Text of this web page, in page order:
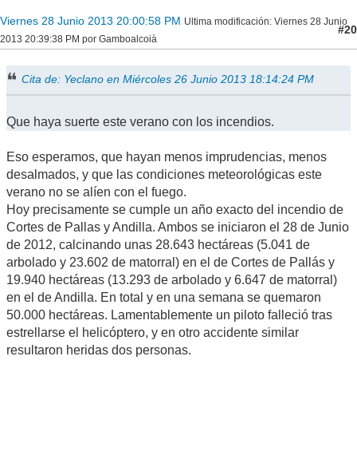
Viernes 28 Junio 2013 20:00:58 PM Ultima modificación: Viernes 28 Junio
2013 20:39:38 PM por Gamboalcoià
#20
Cita de: Yeclano en Miércoles 26 Junio 2013 18:14:24 PM
Que haya suerte este verano con los incendios.
Eso esperamos, que hayan menos imprudencias, menos
desalmados, y que las condiciones meteorológicas este
verano no se alíen con el fuego.
Hoy precisamente se cumple un año exacto del incendio de
Cortes de Pallas y Andilla. Ambos se iniciaron el 28 de Junio
de 2012, calcinando unas 28.643 hectáreas (5.041 de
arbolado y 23.602 de matorral) en el de Cortes de Pallás y
19.940 hectáreas (13.293 de arbolado y 6.647 de matorral)
en el de Andilla. En total y en una semana se quemaron
50.000 hectáreas. Lamentablemente un piloto falleció tras
estrellarse el helicóptero, y en otro accidente similar
resultaron heridas dos personas.